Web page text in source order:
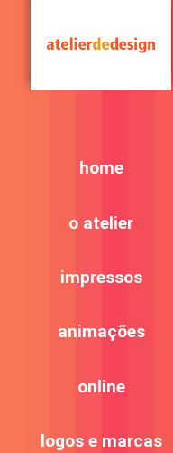
home
o atelier
impressos
animações
online
logos e marcas